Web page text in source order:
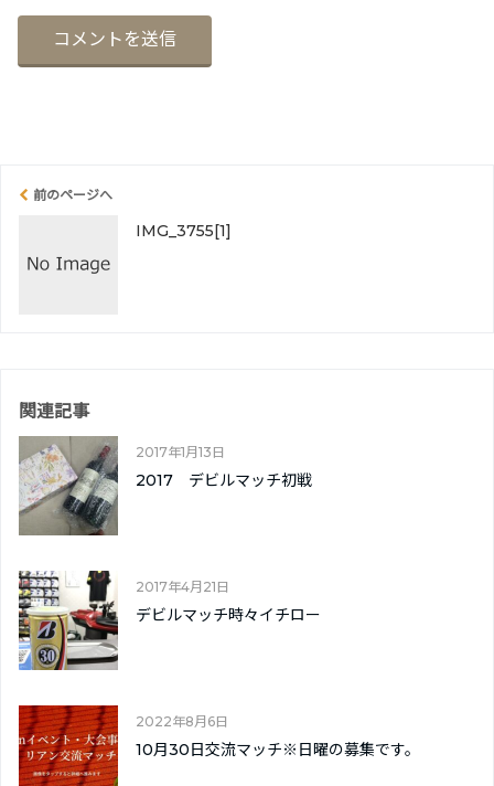
前のページへ
IMG_3755[1]
関連記事
2017年1月13日
2017 デビルマッチ初戦
2017年4月21日
デビルマッチ時々イチロー
2022年8月6日
10月30日交流マッチ※日曜の募集です。